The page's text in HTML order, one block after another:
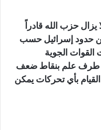
لا يزال حزب الله قادراً
حدود إسرائيل حسب
القوات الجوية
كل طرف علم بنقاط ضعف
بأي تحركات يمكن